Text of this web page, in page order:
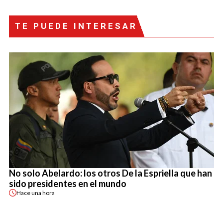
TE PUEDE INTERESAR
No solo Abelardo: los otros De la Espriella que han
sido presidentes en el mundo
Haceuna hora